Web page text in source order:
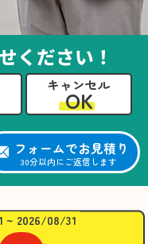
ください！
キャンセル
OK
フォームでお見積り
30分以内にご返信します
~ 2026/08/31